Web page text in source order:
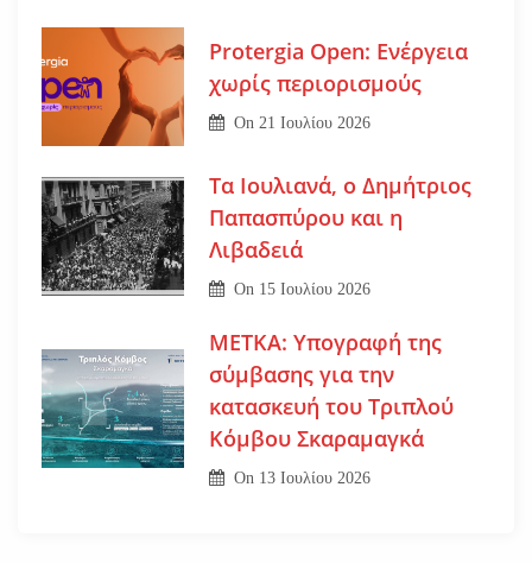
Protergia Open: Ενέργεια
χωρίς περιορισμούς
On21 Ιουλίου 2026
Τα Ιουλιανά, ο Δημήτριος
Παπασπύρου και η
Λιβαδειά
On 15 Ιουλίου 2026
ΜΕΤΚΑ: Υπογραφή της
σύμβασης για την
κατασκευή του Τριπλού
Κόμβου Σκαραμαγκά
On 13 Ιουλίου 2026